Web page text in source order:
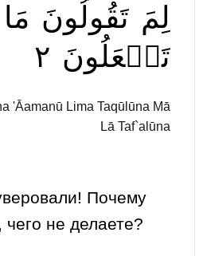
لِمَ تَقُولُونَ مَا
تَفۡعَلُونَ ٢
'Āamanū Lima Taqūlūna Mā
Lā Taf`alūna
Почему
чего не делаете?